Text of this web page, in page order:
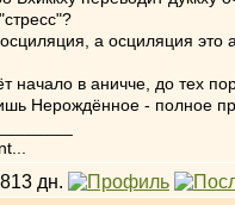
а осциляция это
начало в аничче, до тех
Нерождённое - полное